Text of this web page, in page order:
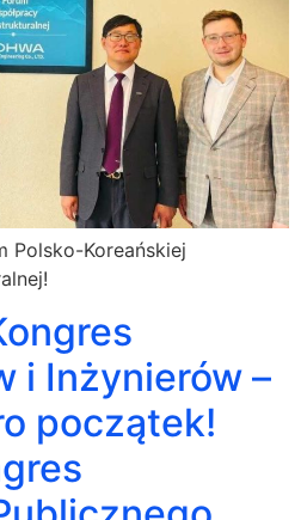
Polsko-Koreańskiej
i Inżynierów –
początek!